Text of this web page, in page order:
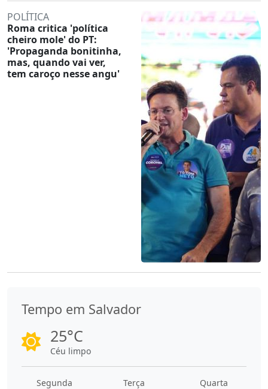
POLÍTICA
Roma critica 'política
cheiro mole' do PT:
'Propaganda bonitinha,
mas, quando vai ver,
tem caroço nesse angu'
Tempo em Salvador
25°C
Céu limpo
Segunda Terça Quarta